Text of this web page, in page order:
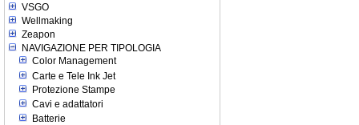
VSGO
Wellmaking
Zeapon
NAVIGAZIONE PER TIPOLOGIA
Color Management
Carte e Tele Ink Jet
Protezione Stampe
Cavi e adattatori
Batterie